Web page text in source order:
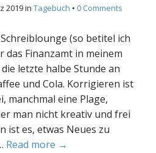
2019in Tagebuch • 0 Comments
(so betitel ich
das Finanzamt in meinem
letzte halbe Stunde an
und Cola. Korrigieren ist
manchmal eine Plage,
man nicht kreativ und frei
ist es, etwas Neues zu
Read more →